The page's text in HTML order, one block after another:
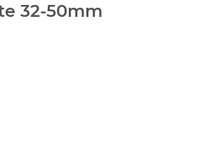
32-50mm